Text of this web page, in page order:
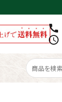
call
schedule